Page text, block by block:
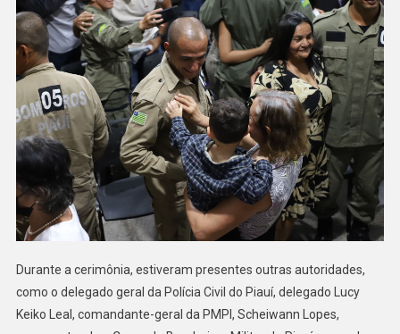
Durante a cerimônia, estiveram presentes outras autoridades,
como o delegado geral da Polícia Civil do Piauí, delegado Lucy
Keiko Leal, comandante-geral da PMPI, Scheiwann Lopes,